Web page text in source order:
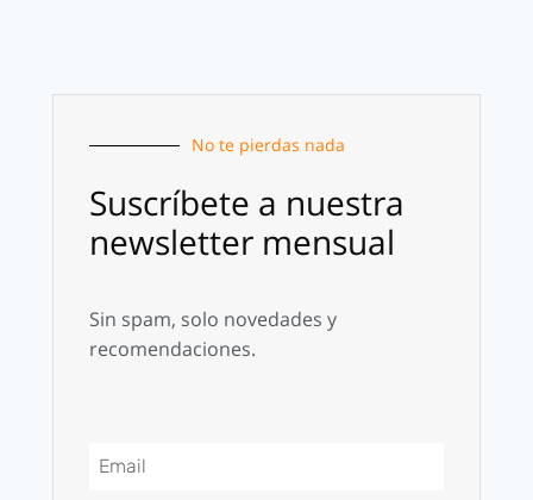
No te pierdas nada
Suscríbete a nuestra
newsletter mensual
Sin spam, solo novedades y
recomendaciones.